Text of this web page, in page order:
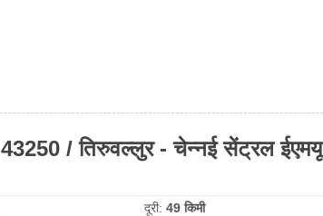
43250 / तिरुवल्लुर - चेन्नई सेंट्रल ईएमयू
दूरी: 49 किमी